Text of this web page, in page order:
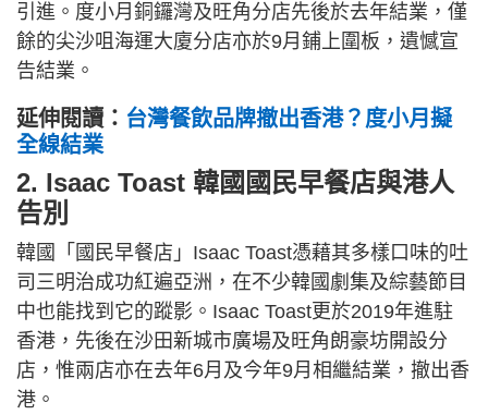
引進。度小月銅鑼灣及旺角分店先後於去年結業，僅
餘的尖沙咀海運大廈分店亦於9月鋪上圍板，遺憾宣
告結業。
延伸閱讀： 台灣餐飲品牌撤出香港？度小月擬
全線結業
2. Isaac Toast 韓國國民早餐店與港人
告別
韓國「國民早餐店」Isaac Toast憑藉其多樣口味的吐
司三明治成功紅遍亞洲，在不少韓國劇集及綜藝節目
中也能找到它的蹤影。Isaac Toast更於2019年進駐
香港，先後在沙田新城市廣場及旺角朗豪坊開設分
店，惟兩店亦在去年6月及今年9月相繼結業，撤出香
港。